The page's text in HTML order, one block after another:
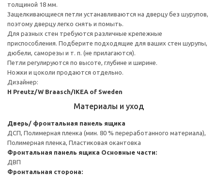
толщиной 18 мм.
Защелкивающиеся петли устанавливаются на дверцу без шурупов,
поэтому дверцу легко снять и помыть.
Для разных стен требуются различные крепежные
приспособления. Подберите подходящие для ваших стен шурупы,
дюбели, саморезы и т. п. (не прилагаются).
Петли регулируются по высоте, глубине и ширине.
Ножки и цоколи продаются отдельно.
Дизайнер:
H Preutz/W Braasch/IKEA of Sweden
Материалы и уход
Дверь/ фронтальная панель ящика
ДСП, Полимерная пленка (мин. 80 % переработанного материала),
Полимерная пленка, Пластиковая окантовка
Фронтальная панель ящика Основные части:
ДВП
Фронтальная сторона: